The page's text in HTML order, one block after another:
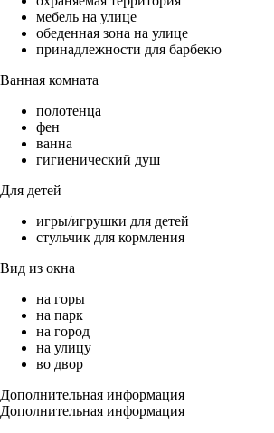
мебель на улице
обеденная зона на улице
принадлежности для барбекю
Ванная комната
полотенца
фен
ванна
гигиенический душ
Для детей
игры/игрушки для детей
стульчик для кормления
Вид из окна
на горы
на парк
на город
на улицу
во двор
Дополнительная информация
Дополнительная информация